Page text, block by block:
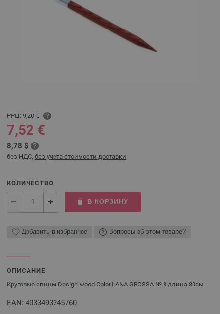
РРЦ: 9,20 €
7,52 €
8,78 $
без НДС, без учета стоимости доставки
КОЛИЧЕСТВО
В КОРЗИНУ
Добавить в избранное Вопросы об этом товаре?
ОПИСАНИЕ
Круговые спицы Design-wood Color LANA GROSSA № 8 длина 80см
EAN: 4033493245760